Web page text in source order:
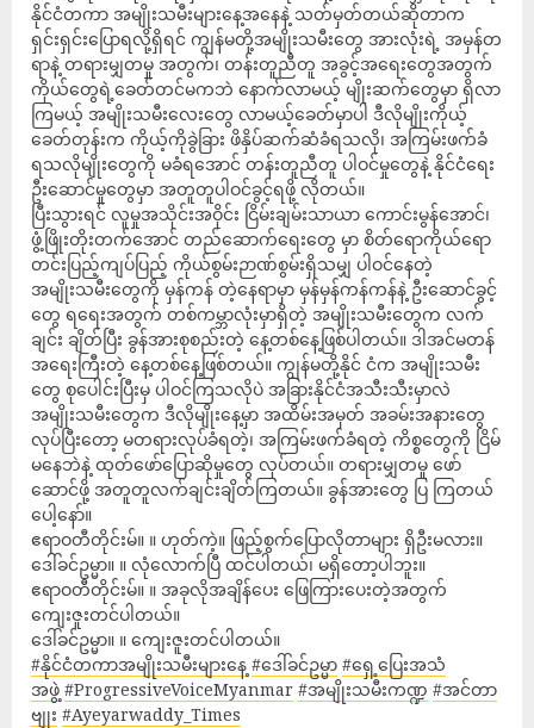
နိုင်ငံတကာ အမျိုးသမီးများနေ့အနေနဲ့ သတ်မှတ်တယ်ဆိုတာက
ရှင်းရှင်းပြောရလို့ရှိရင် ကျွန်မတို့အမျိုးသမီးတွေ အားလုံးရဲ့ အမှန်တ
ရာနဲ့ တရားမျှတမှု အတွက်၊ တန်းတူညီတူ အခွင့်အရေးတွေအတွက်
ကိုယ်တွေရဲ့ခေတ်တင်မကဘဲ နောက်လာမယ့် မျိုးဆက်တွေမှာ ရှိလာ
ကြမယ့် အမျိုးသမီးလေးတွေ လာမယ့်ခေတ်မှာပါ ဒီလိုမျိုးကိုယ့်
ခေတ်တုန်းက ကိုယ့်ကိုခွဲခြား ဖိနှိပ်ဆက်ဆံခံရသလို၊ အကြမ်းဖက်ခံ
ရသလိုမျိုးတွေကို မခံရအောင် တန်းတူညီတူ ပါဝင်မှုတွေနဲ့ နိုင်ငံရေး
ဦးဆောင်မှုတွေမှာ အတူတူပါဝင်ခွင့်ရဖို့ လိုတယ်။
ပြီးသွားရင် လူမှုအသိုင်းအဝိုင်း ငြိမ်းချမ်းသာယာ ကောင်းမွန်အောင်၊
ဖွံ့ဖြိုးတိုးတက်အောင် တည်ဆောက်ရေးတွေ မှာ စိတ်ရောကိုယ်ရော
တင်းပြည့်ကျပ်ပြည့် ကိုယ်စွမ်းဉာဏ်စွမ်းရှိသမျှ ပါဝင်နေတဲ့
အမျိုးသမီးတွေကို မှန်ကန် တဲ့နေရာမှာ မှန်မှန်ကန်ကန်နဲ့ ဦးဆောင်ခွင့်
တွေ ရရေးအတွက် တစ်ကမ္ဘာလုံးမှာရှိတဲ့ အမျိုးသမီးတွေက လက်
ချင်း ချိတ်ပြီး ခွန်အားစုစည်းတဲ့ နေ့တစ်နေ့ဖြစ်ပါတယ်။ ဒါအင်မတန်
အရေးကြီးတဲ့ နေ့တစ်နေ့ဖြစ်တယ်။ ကျွန်မတို့နိုင် ငံက အမျိုးသမီး
တွေ စုပေါင်းပြီးမှ ပါဝင်ကြသလိုပဲ အခြားနိုင်ငံအသီးသီးမှာလဲ
အမျိုးသမီးတွေက ဒီလိုမျိုးနေ့မှာ အထိမ်းအမှတ် အခမ်းအနားတွေ
လုပ်ပြီးတော့ မတရားလုပ်ခံရတဲ့၊ အကြမ်းဖက်ခံရတဲ့ ကိစ္စတွေကို ငြိမ်
မနေဘဲနဲ့ ထုတ်ဖော်ပြောဆိုမှုတွေ လုပ်တယ်။ တရားမျှတမှု ဖော်
ဆောင်ဖို့ အတူတူလက်ချင်းချိတ်ကြတယ်။ ခွန်အားတွေ ပြ ကြတယ်
ပေါ့နော်။
ဧရာဝတီတိုင်းမ်။ ။ ဟုတ်ကဲ့။ ဖြည့်စွက်ပြောလိုတာများ ရှိဦးမလား။
ဒေါ်ခင်ဥမ္မာ။ ။ လုံလောက်ပြီ ထင်ပါတယ်၊ မရှိတော့ပါဘူး။
ဧရာဝတီတိုင်းမ်။ ။ အခုလိုအချိန်ပေး ဖြေကြားပေးတဲ့အတွက်
ကျေးဇူးတင်ပါတယ်။
ဒေါ်ခင်ဥမ္မာ။ ။ ကျေးဇူးတင်ပါတယ်။
#နိုင်ငံတကာအမျိုးသမီးများနေ့ #ဒေါ်ခင်ဥမ္မာ #ရှေ့ပြေးအသံ
အဖွဲ့ #ProgressiveVoiceMyanmar #အမျိုးသမီးကဏ္ဍ #အင်တာ
ဗျုး #Ayeyarwaddy_Times